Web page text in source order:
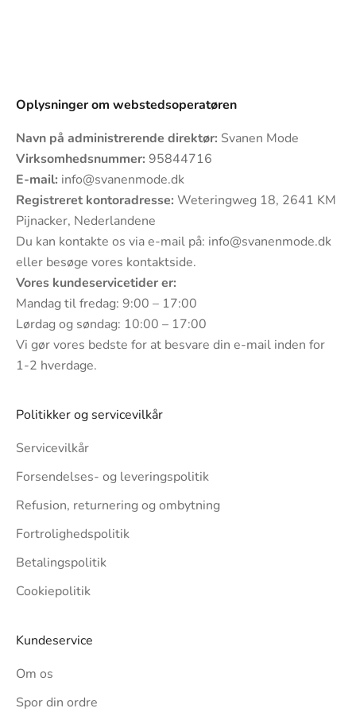
Oplysninger om webstedsoperatøren
Navn på administrerende direktør: Svanen Mode
Virksomhedsnummer: 95844716
E-mail: info@svanenmode.dk
Registreret kontoradresse: Weteringweg 18, 2641 KM
Pijnacker, Nederlandene
Du kan kontakte os via e-mail på: info@svanenmode.dk
eller besøge vores kontaktside.
Vores kundeservicetider er:
Mandag til fredag: 9:00 – 17:00
Lørdag og søndag: 10:00 – 17:00
Vi gør vores bedste for at besvare din e-mail inden for
1-2 hverdage.
Politikker og servicevilkår
Servicevilkår
Forsendelses- og leveringspolitik
Refusion, returnering og ombytning
Fortrolighedspolitik
Betalingspolitik
Cookiepolitik
Kundeservice
Om os
Spor din ordre